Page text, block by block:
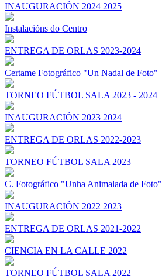
INAUGURACIÓN 2024 2025
Instalacións do Centro
ENTREGA DE ORLAS 2023-2024
Certame Fotográfico "Un Nadal de Foto"
TORNEO FÚTBOL SALA 2023 - 2024
INAUGURACIÓN 2023 2024
ENTREGA DE ORLAS 2022-2023
TORNEO FÚTBOL SALA 2023
C. Fotográfico "Unha Animalada de Foto"
INAUGURACIÓN 2022 2023
ENTREGA DE ORLAS 2021-2022
CIENCIA EN LA CALLE 2022
TORNEO FÚTBOL SALA 2022